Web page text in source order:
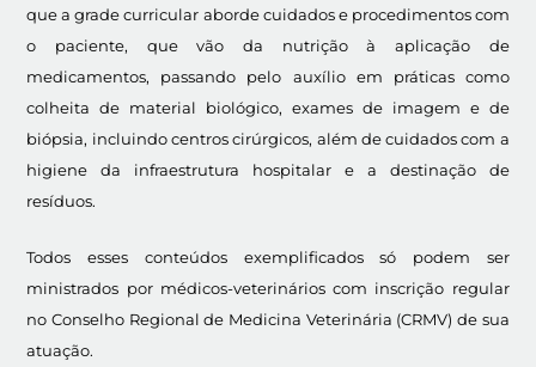
que a grade curricular aborde cuidados e procedimentos com
o paciente, que vão da nutrição à aplicação de
medicamentos, passando pelo auxílio em práticas como
colheita de material biológico, exames de imagem e de
biópsia, incluindo centros cirúrgicos, além de cuidados com a
higiene da infraestrutura hospitalar e a destinação de
resíduos.
Todos esses conteúdos exemplificados só podem ser
ministrados por médicos-veterinários com inscrição regular
no Conselho Regional de Medicina Veterinária (CRMV) de sua
atuação.